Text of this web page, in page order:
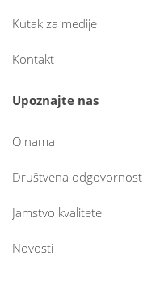
Kutak za medije
Kontakt
Upoznajte nas
O nama
Društvena odgovornost
Jamstvo kvalitete
Novosti